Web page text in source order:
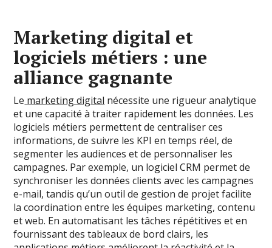
Marketing digital et
logiciels métiers : une
alliance gagnante
Le marketing digital nécessite une rigueur analytique
et une capacité à traiter rapidement les données. Les
logiciels métiers permettent de centraliser ces
informations, de suivre les KPI en temps réel, de
segmenter les audiences et de personnaliser les
campagnes. Par exemple, un logiciel CRM permet de
synchroniser les données clients avec les campagnes
e-mail, tandis qu’un outil de gestion de projet facilite
la coordination entre les équipes marketing, contenu
et web. En automatisant les tâches répétitives et en
fournissant des tableaux de bord clairs, les